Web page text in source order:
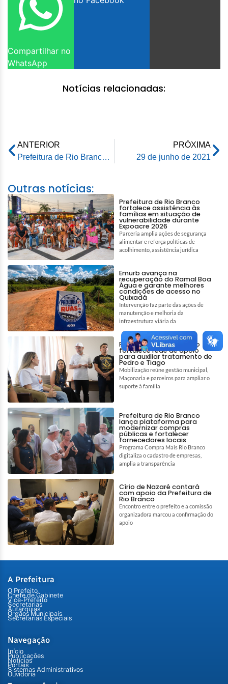
Compartilhar no
WhatsApp
Notícias relacionadas:
ANTERIOR
Prefeitura de Rio Branco prestigia entrega de maquinários no estacionamento da Arena Acreana
PRÓXIMA
29 de junho de 2021
Outras notícias:
Prefeitura de Rio Branco
fortalece assistência às
famílias em situação de
vulnerabilidade durante
Expoacre 2026
Parceria amplia ações de segurança
alimentar e reforça políticas de
acolhimento, assistência jurídica
Emurb avança na
recuperação do Ramal Boa
Água e garante melhores
condições de acesso no
Quixadá
Intervenção faz parte das ações de
manutenção e melhoria da
infraestrutura viária da
Prefeitura de Rio Branco
fortalece rede de apoio
para auxiliar tratamento de
Pedro e Tiago
Mobilização reúne gestão municipal,
Maçonaria e parceiros para ampliar o
suporte à família
Prefeitura de Rio Branco
lança plataforma para
modernizar compras
públicas e fortalecer
fornecedores locais
Programa Compra Mais Rio Branco
digitaliza o cadastro de empresas,
amplia a transparência
Círio de Nazaré contará
com apoio da Prefeitura de
Rio Branco
Encontro entre o prefeito e a comissão
organizadora marcou a confirmação do
apoio
A Prefeitura
O Prefeito
Chefe de Gabinete
Vice-Prefeito
Secretarias
Autarquias
Órgãos Municipais
Secretarias Especiais
Navegação
Início
Publicações
Notícias
Portais
Sistemas Administrativos
Ouvidoria